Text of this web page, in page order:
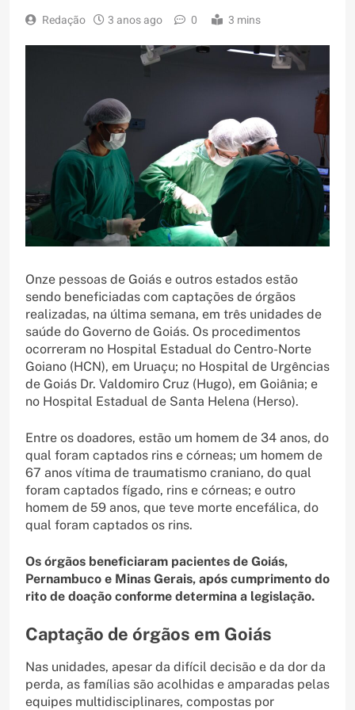
Redação 3 anos ago 0 3 mins
Onze pessoas de Goiás e outros estados estão
sendo beneficiadas com captações de órgãos
realizadas, na última semana, em três unidades de
saúde do Governo de Goiás. Os procedimentos
ocorreram no Hospital Estadual do Centro-Norte
Goiano (HCN), em Uruaçu; no Hospital de Urgências
de Goiás Dr. Valdomiro Cruz (Hugo), em Goiânia; e
no Hospital Estadual de Santa Helena (Herso).
Entre os doadores, estão um homem de 34 anos, do
qual foram captados rins e córneas; um homem de
67 anos vítima de traumatismo craniano, do qual
foram captados fígado, rins e córneas; e outro
homem de 59 anos, que teve morte encefálica, do
qual foram captados os rins.
Os órgãos beneficiaram pacientes de Goiás,
Pernambuco e Minas Gerais, após cumprimento do
rito de doação conforme determina a legislação.
Captação de órgãos em Goiás
Nas unidades, apesar da difícil decisão e da dor da
perda, as famílias são acolhidas e amparadas pelas
equipes multidisciplinares, compostas por